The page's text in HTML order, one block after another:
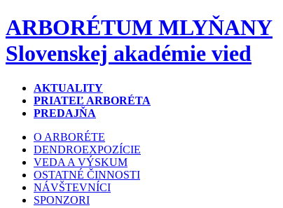
ARBORÉTUM MLYŇANY
Slovenskej akadémie vied
AKTUALITY
PRIATEĽ ARBORÉTA
PREDAJŇA
O ARBORÉTE
DENDROEXPOZÍCIE
VEDA A VÝSKUM
OSTATNÉ ČINNOSTI
NÁVŠTEVNÍCI
SPONZORI